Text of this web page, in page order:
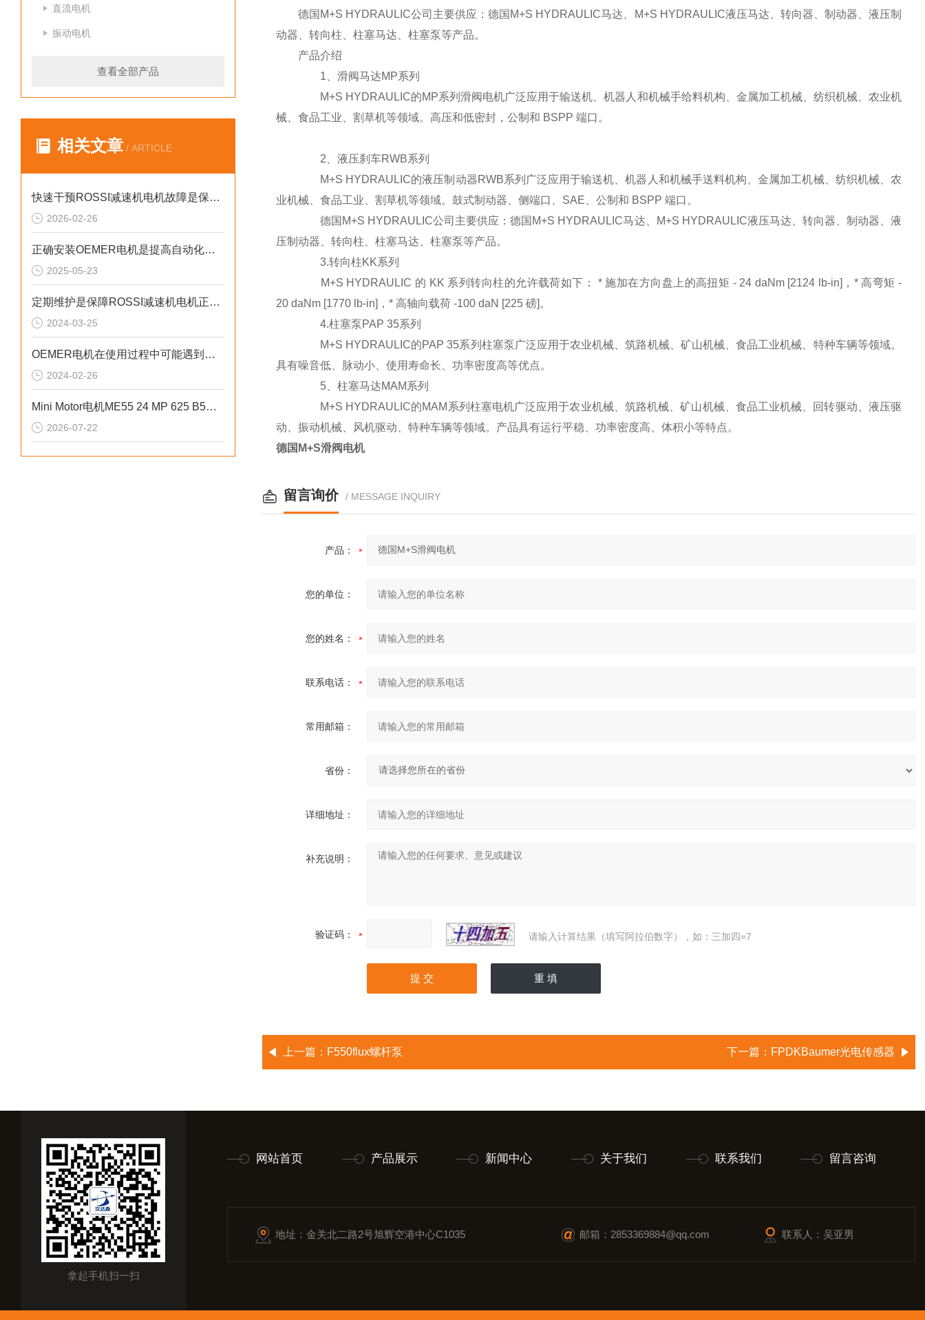
直流电机
振动电机
查看全部产品
相关文章 / ARTICLE
快速干预ROSSI减速机电机故障是保障设备长周期稳定运行的关键
2026-02-26
正确安装OEMER电机是提高自动化系统工作效率的关键
2025-05-23
定期维护是保障ROSSI减速机电机正常运行的关键措施
2024-03-25
OEMER电机在使用过程中可能遇到的故障相应解决方法分享
2024-02-26
Mini Motor电机ME55 24 MP 625 B5外部结构设计讲解
2026-07-22
德国M+S HYDRAULIC公司主要供应：德国M+S HYDRAULIC马达、M+S HYDRAULIC液压马达、转向器、制动器、液压制
动器、转向柱、柱塞马达、柱塞泵等产品。
产品介绍
1、滑阀马达MP系列
M+S HYDRAULIC的MP系列滑阀电机广泛应用于输送机、机器人和机械手给料机构、金属加工机械、纺织机械、农业机
械、食品工业、割草机等领域。高压和低密封，公制和 BSPP 端口。
2、液压刹车RWB系列
M+S HYDRAULIC的液压制动器RWB系列广泛应用于输送机、机器人和机械手送料机构、金属加工机械、纺织机械、农
业机械、食品工业、割草机等领域。鼓式制动器、侧端口、SAE、公制和 BSPP 端口。
德国M+S HYDRAULIC公司主要供应：德国M+S HYDRAULIC马达、M+S HYDRAULIC液压马达、转向器、制动器、液
压制动器、转向柱、柱塞马达、柱塞泵等产品。
3.转向柱KK系列
M+S HYDRAULIC 的 KK 系列转向柱的允许载荷如下： * 施加在方向盘上的高扭矩 - 24 daNm [2124 lb-in]，* 高弯矩 -
20 daNm [1770 lb-in]，* 高轴向载荷 -100 daN [225 磅]。
4.柱塞泵PAP 35系列
M+S HYDRAULIC的PAP 35系列柱塞泵广泛应用于农业机械、筑路机械、矿山机械、食品工业机械、特种车辆等领域。
具有噪音低、脉动小、使用寿命长、功率密度高等优点。
5、柱塞马达MAM系列
M+S HYDRAULIC的MAM系列柱塞电机广泛应用于农业机械、筑路机械、矿山机械、食品工业机械、回转驱动、液压驱
动、振动机械、风机驱动、特种车辆等领域。产品具有运行平稳、功率密度高、体积小等特点。
德国M+S滑阀电机
留言询价 / MESSAGE INQUIRY
产品：
您的单位：
您的姓名：
联系电话：
常用邮箱：
省份：
详细地址：
补充说明：
验证码： 请输入计算结果（填写阿拉伯数字），如：三加四=7
上一篇： F550flux螺杆泵 下一篇： FPDKBaumer光电传感器
拿起手机扫一扫
网站首页 产品展示 新闻中心 关于我们 联系我们 留言咨询
地址：金关北二路2号旭辉空港中心C1035 邮箱：2853369884@qq.com 联系人：吴亚男